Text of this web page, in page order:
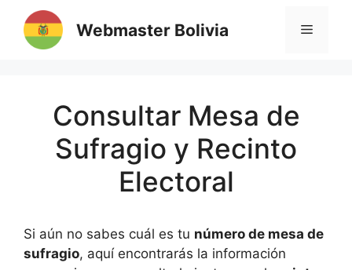
Saltar
contenido
Webmaster Bolivia MENÚ
Consultar Mesa de
Sufragio y Recinto
Electoral
Si aún no sabes cuál es tu número de mesa de
sufragio, aquí encontrarás la información